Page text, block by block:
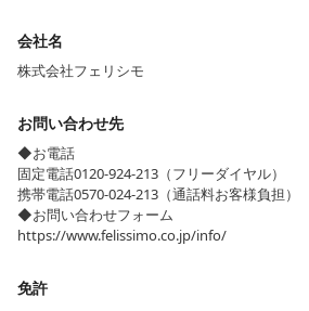
会社名
株式会社フェリシモ
お問い合わせ先
◆お電話
固定電話0120-924-213（フリーダイヤル）
携帯電話0570-024-213（通話料お客様負担）
◆お問い合わせフォーム
https://www.felissimo.co.jp/info/
免許